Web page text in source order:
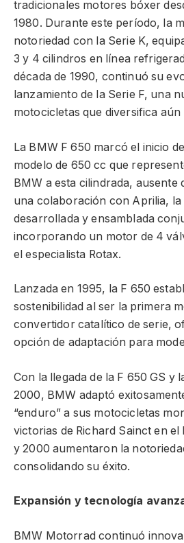
tradicionales motores bóxer
1980. Durante este período, la
notoriedad con la Serie K,
3 y 4 cilindros en línea
década de 1990, continuó su
lanzamiento de la Serie F, una
motocicletas que diversifica aún
La BMW F 650 marcó el inicio
modelo de 650 cc que
BMW a esta cilindrada, ausente
una colaboración con Aprilia, la
desarrollada y ensamblada
incorporando un motor de 4
el especialista Rotax.
Lanzada en 1995, la F 650
sostenibilidad al ser la primera
convertidor catalítico de serie,
opción de adaptación para
Con la llegada de la F 650 GS y
2000, BMW adaptó
“enduro” a sus motocicletas
victorias de Richard Sainct en el
y 2000 aumentaron la
consolidando su éxito.
Expansión y tecnología
BMW Motorrad continuó